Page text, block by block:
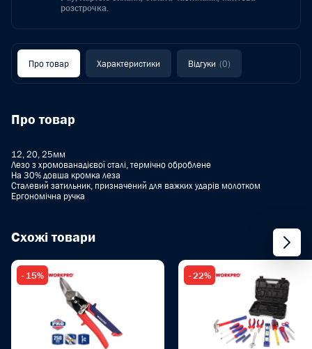
розстрочка.
Про товар Характеристики Відгуки (0)
Про товар
12, 20, 25мм
Лезо з хромованадієвої сталі, термічно оброблене
На 30% довша кромка леза
Сталевий затильник, призначений для важких ударів молотком
Ергономічна ручка
Схожі товари
- 15% - 22%